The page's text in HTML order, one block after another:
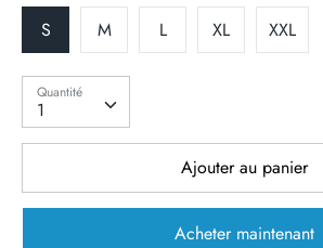
S M L XL XXL
Quantité
1
Quantité
Ajouter au panier
Acheter maintenant